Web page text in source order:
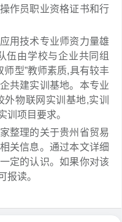
作员职业资格证书和行
技术专业师资力量雄
伍由学校与企业共同组
师型”教师素质,具有较丰
共建实训基地。本专业
物联网实训基地,实训
训项目要求。
理的关于贵州省贸易
关信息。通过本文详细
定的认识。如果你对该
报读。